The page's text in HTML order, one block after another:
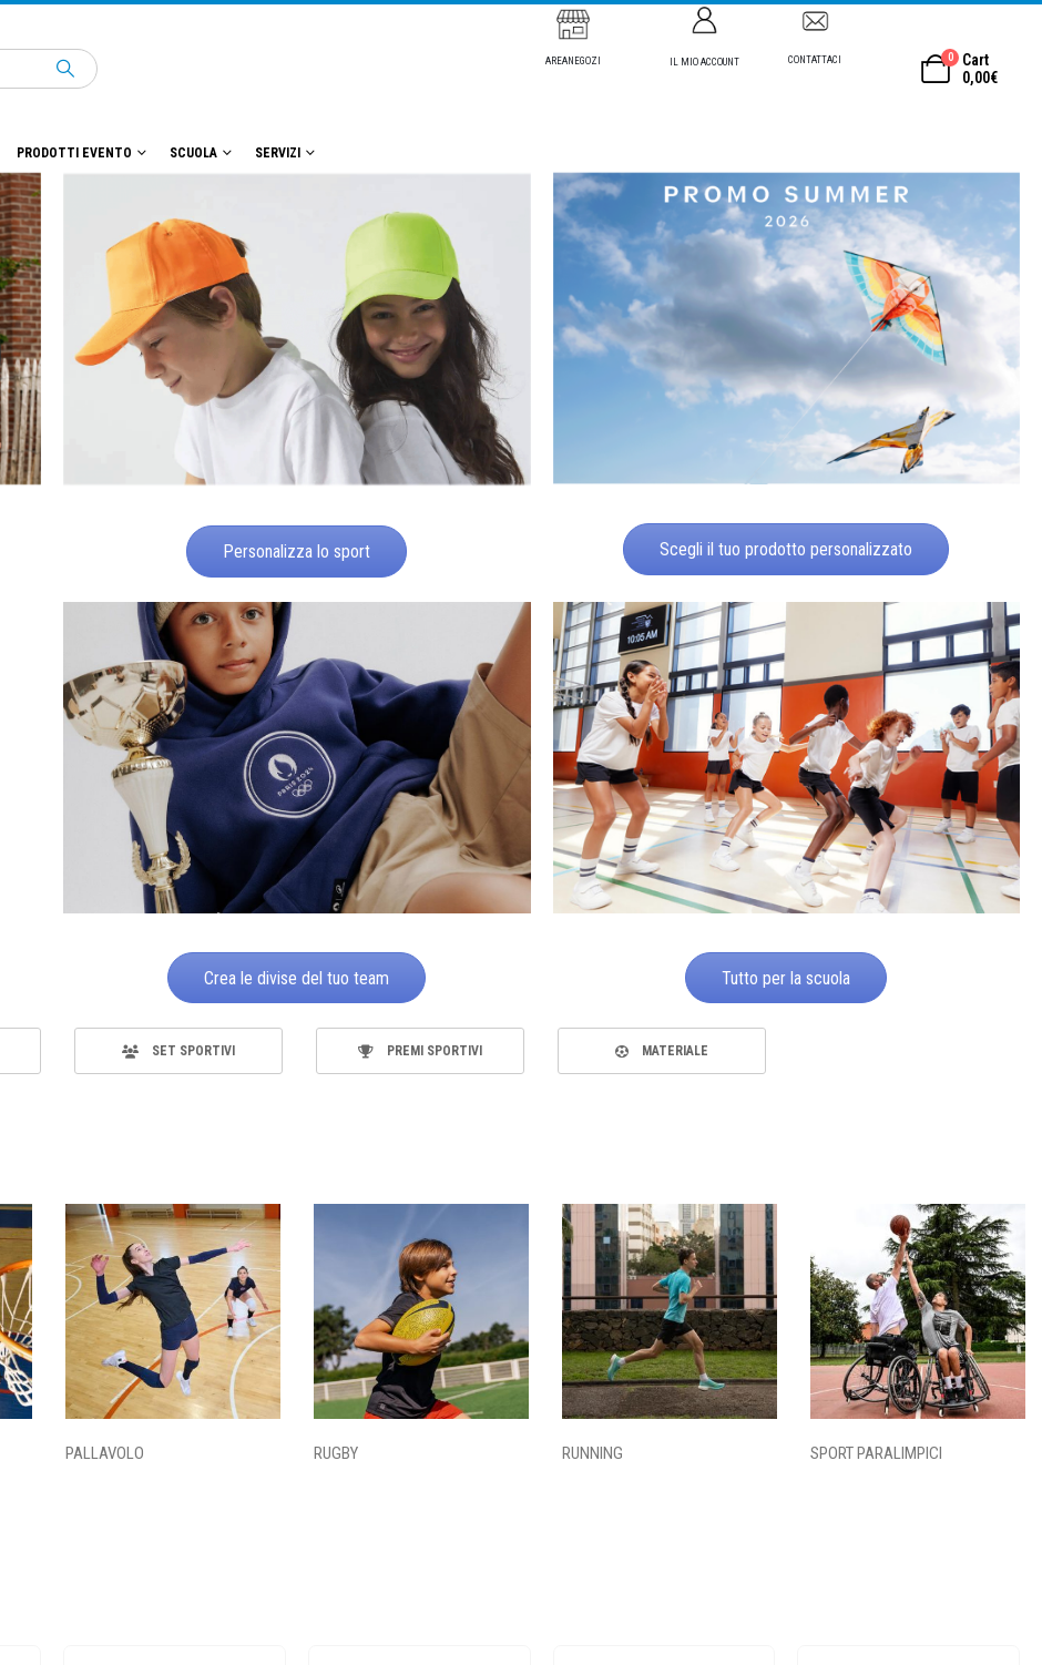
AREANEGOZI IL MIO ACCOUNT CONTATTACI 0
Cart
0,00€
PRODOTTI EVENTO SCUOLA SERVIZI
Personalizza lo sport Scegli il tuo prodotto personalizzato
Crea le divise del tuo team Tutto per la scuola
SET SPORTIVI PREMI SPORTIVI MATERIALE
PALLAVOLO RUGBY RUNNING SPORT PARALIMPICI